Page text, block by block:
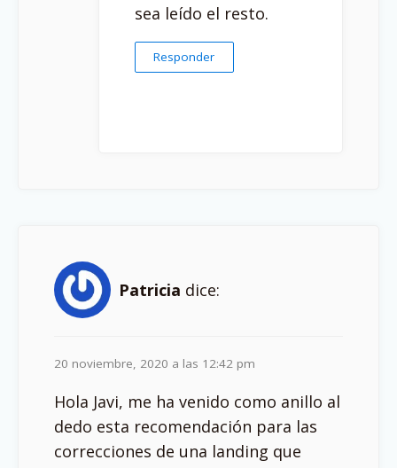
sea leído el resto.
Responder
Patricia dice:
20 noviembre, 2020 a las 12:42 pm
Hola Javi, me ha venido como anillo al
dedo esta recomendación para las
correcciones de una landing que